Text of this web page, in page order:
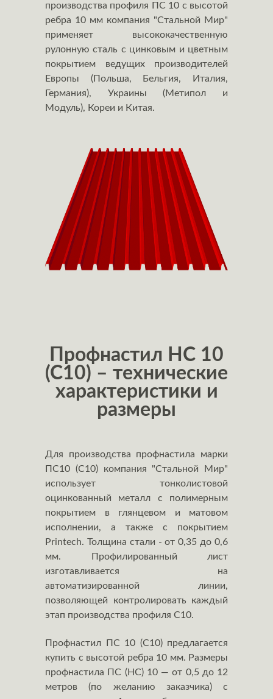
производства профиля ПС 10 с высотой
ребра 10 мм компания "Стальной Мир"
применяет высококачественную
рулонную сталь с цинковым и цветным
покрытием ведущих производителей
Европы (Польша, Бельгия, Италия,
Германия), Украины (Метипол и
Модуль), Кореи и Китая.
Профнастил НС 10
(С10) – технические
характеристики и
размеры
Для производства профнастила марки
ПС10 (С10) компания "Стальной Мир"
использует тонколистовой
оцинкованный металл с полимерным
покрытием в глянцевом и матовом
исполнении, а также с покрытием
Printech. Толщина стали - от 0,35 до 0,6
мм. Профилированный лист
изготавливается на
автоматизированной линии,
позволяющей контролировать каждый
этап производства профиля С10.
Профнастил ПС 10 (С10) предлагается
купить с высотой ребра 10 мм. Размеры
профнастила ПС (НС) 10 — от 0,5 до 12
метров (по желанию заказчика) с